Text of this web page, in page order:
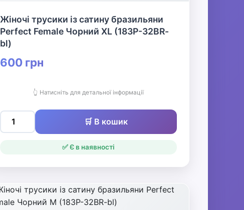
Жіночі трусики із сатину бразильяни
Perfect Female Чорний XL (183P-32BR-
bl)
600 грн
👆 Натисніть для детальної інформації
🛒 В кошик
✅ Є в наявності